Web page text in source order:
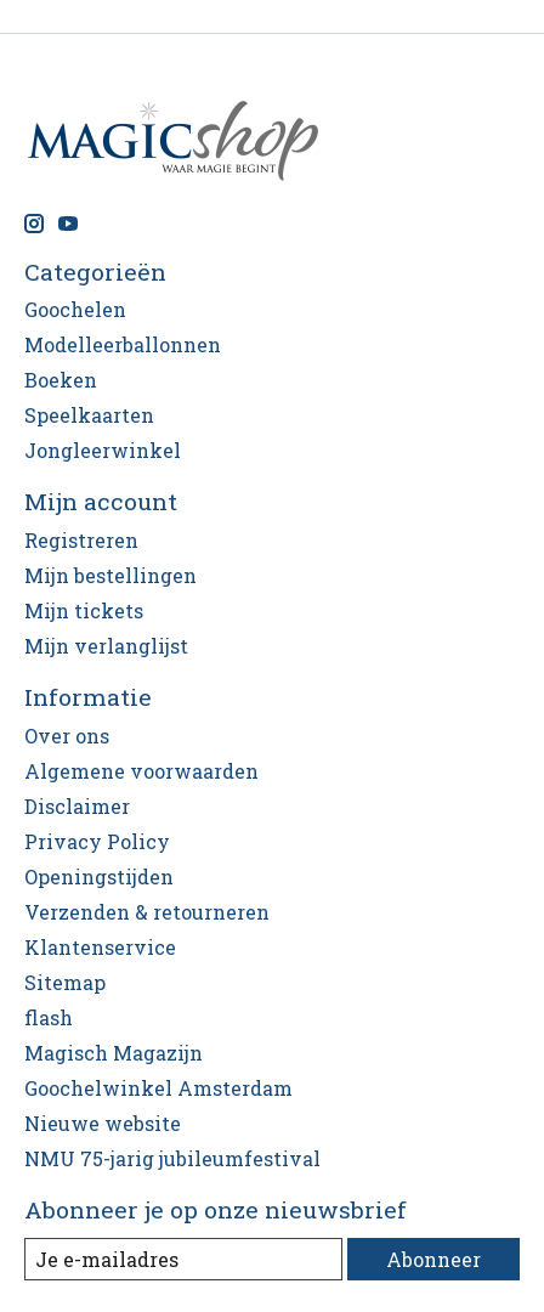
Categorieën
Goochelen
Modelleerballonnen
Boeken
Speelkaarten
Jongleerwinkel
Mijn account
Registreren
Mijn bestellingen
Mijn tickets
Mijn verlanglijst
Informatie
Over ons
Algemene voorwaarden
Disclaimer
Privacy Policy
Openingstijden
Verzenden & retourneren
Klantenservice
Sitemap
flash
Magisch Magazijn
Goochelwinkel Amsterdam
Nieuwe website
NMU 75-jarig jubileumfestival
Abonneer je op onze nieuwsbrief
Abonneer